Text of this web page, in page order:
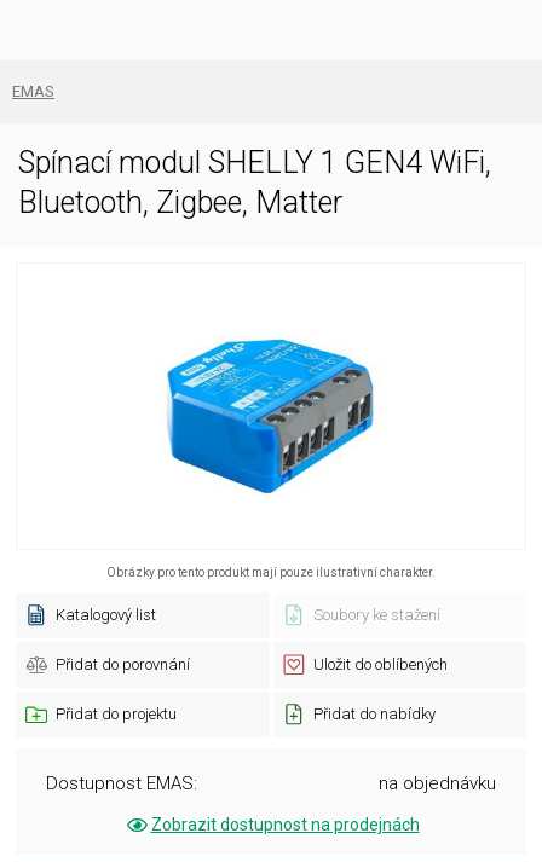
EMAS
Spínací modul SHELLY 1 GEN4 WiFi,
Bluetooth, Zigbee, Matter
Obrázky pro tento produkt mají pouze ilustrativní charakter.
Katalogový list Soubory ke stažení
Přidat do porovnání Uložit do oblíbených
Přidat do projektu Přidat do nabídky
Dostupnost EMAS: na objednávku
Zobrazit dostupnost na prodejnách